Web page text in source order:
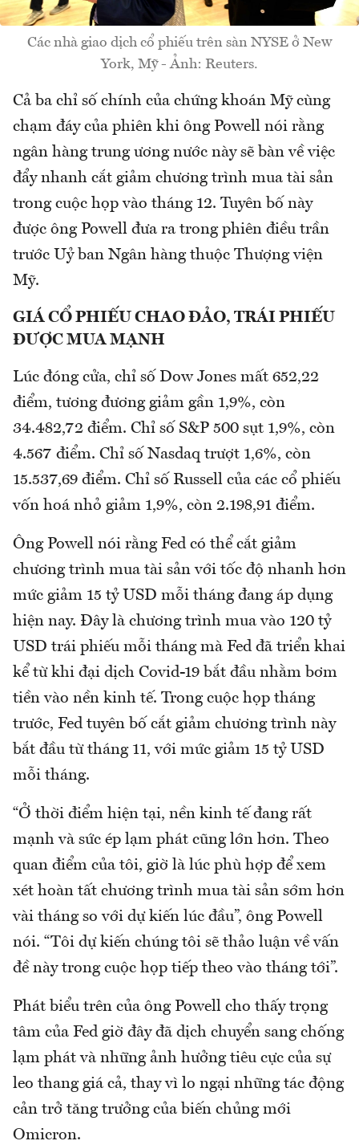
Các nhà giao dịch cổ phiếu trên sàn NYSE ở New
York, Mỹ - Ảnh: Reuters.
Cả ba chỉ số chính của chứng khoán Mỹ cùng
chạm đáy của phiên khi ông Powell nói rằng
ngân hàng trung ương nước này sẽ bàn về việc
đẩy nhanh cắt giảm chương trình mua tài sản
trong cuộc họp vào tháng 12. Tuyên bố này
được ông Powell đưa ra trong phiên điều trần
trước Uỷ ban Ngân hàng thuộc Thượng viện
Mỹ.
GIÁ CỔ PHIẾU CHAO ĐẢO, TRÁI PHIẾU
ĐƯỢC MUA MẠNH
Lúc đóng cửa, chỉ số Dow Jones mất 652,22
điểm, tương đương giảm gần 1,9%, còn
34.482,72 điểm. Chỉ số S&P 500 sụt 1,9%, còn
4.567 điểm. Chỉ số Nasdaq trượt 1,6%, còn
15.537,69 điểm. Chỉ số Russell của các cổ phiếu
vốn hoá nhỏ giảm 1,9%, còn 2.198,91 điểm.
Ông Powell nói rằng Fed có thể cắt giảm
chương trình mua tài sản với tốc độ nhanh hơn
mức giảm 15 tỷ USD mỗi tháng đang áp dụng
hiện nay. Đây là chương trình mua vào 120 tỷ
USD trái phiếu mỗi tháng mà Fed đã triển khai
kể từ khi đại dịch Covid-19 bắt đầu nhằm bơm
tiền vào nền kinh tế. Trong cuộc họp tháng
trước, Fed tuyên bố cắt giảm chương trình này
bắt đầu từ tháng 11, với mức giảm 15 tỷ USD
mỗi tháng.
“Ở thời điểm hiện tại, nền kinh tế đang rất
mạnh và sức ép lạm phát cũng lớn hơn. Theo
quan điểm của tôi, giờ là lúc phù hợp để xem
xét hoàn tất chương trình mua tài sản sớm hơn
vài tháng so với dự kiến lúc đầu”, ông Powell
nói. “Tôi dự kiến chúng tôi sẽ thảo luận về vấn
đề này trong cuộc họp tiếp theo vào tháng tới”.
Phát biểu trên của ông Powell cho thấy trọng
tâm của Fed giờ đây đã dịch chuyển sang chống
lạm phát và những ảnh hưởng tiêu cực của sự
leo thang giá cả, thay vì lo ngại những tác động
cản trở tăng trưởng của biến chủng mới
Omicron.